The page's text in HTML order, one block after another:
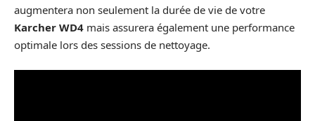
augmentera non seulement la durée de vie de votre
Karcher WD4 mais assurera également une performance
optimale lors des sessions de nettoyage.